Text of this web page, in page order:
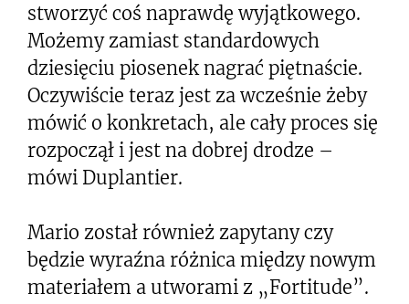
stworzyć coś naprawdę wyjątkowego.
Możemy zamiast standardowych
dziesięciu piosenek nagrać piętnaście.
Oczywiście teraz jest za wcześnie żeby
mówić o konkretach, ale cały proces się
rozpoczął i jest na dobrej drodze –
mówi Duplantier.
Mario został również zapytany czy
będzie wyraźna różnica między nowym
materiałem a utworami z „Fortitude”.